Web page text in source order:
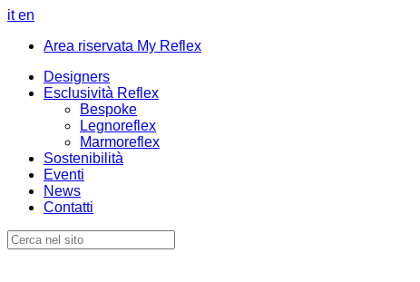
it en
Area riservata My Reflex
Designers
Esclusività Reflex
Bespoke
Legnoreflex
Marmoreflex
Sostenibilità
Eventi
News
Contatti